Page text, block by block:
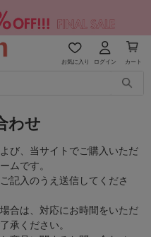
お気に入り ログイン カート
わせ
び、当サイトでご購入いただ
ムです。
記入のうえ送信してくださ
合は、対応にお時間をいただ
承ください。